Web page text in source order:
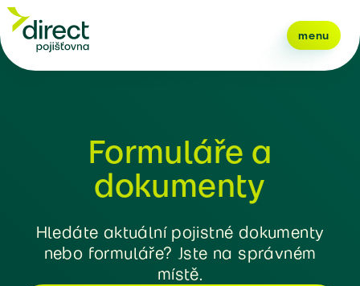
menu
Formuláře a
dokumenty
Hledáte aktuální pojistné dokumenty
nebo formuláře? Jste na správném
místě.